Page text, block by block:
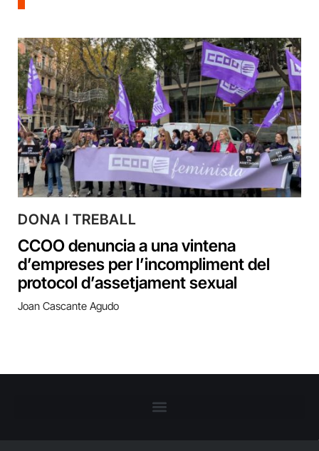
DONA I TREBALL
CCOO denuncia a una vintena
d’empreses per l’incompliment del
protocol d’assetjament sexual
Joan Cascante Agudo